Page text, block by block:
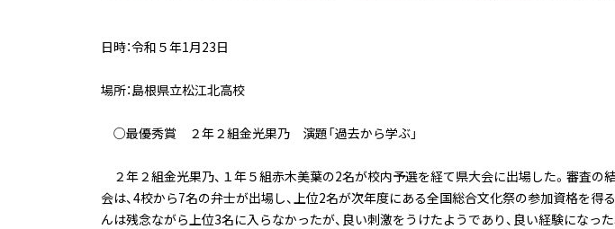
日時：令和５年1月23日
場所：島根県立松江北高校
○最優秀賞 ２年２組金光果乃 演題「過去から学ぶ」
２年２組金光果乃、１年５組赤木美葉の2名が校内予選を経て県大会に出場した。審査の
会は、4校から7名の弁士が出場し、上位2名が次年度にある全国総合文化祭の参加資格を
んは残念ながら上位3名に入らなかったが、良い刺激をうけたようであり、良い経験になった